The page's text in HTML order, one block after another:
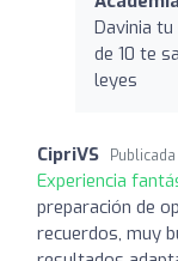
Davinia
de 10 te
leyes
CipriVS
Experiencia
preparación de
recuerdos, muy